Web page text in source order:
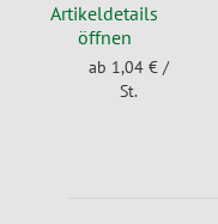
Artikeldetails
öffnen
ab 1,04 € /
St.